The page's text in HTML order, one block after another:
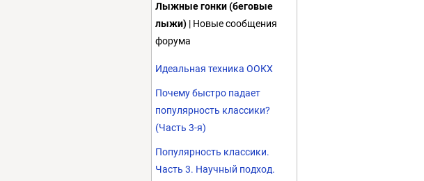
Лыжные гонки (беговые
лыжи) | Новые сообщения
форума
Идеальная техника ООКХ
Почему быстро падает
популярность классики?
(Часть 3-я)
Популярность классики.
Часть 3. Научный подход.